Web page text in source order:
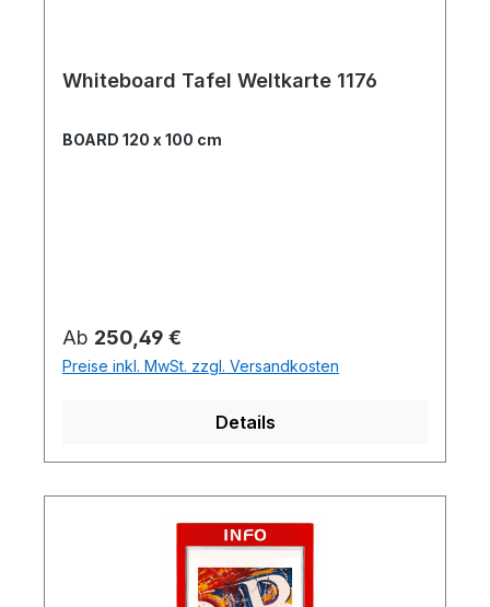
Whiteboard Tafel Weltkarte 1176
BOARD 120 x 100 cm
Regulärer Preis:
Ab 250,49 €
Preise inkl. MwSt. zzgl. Versandkosten
Details